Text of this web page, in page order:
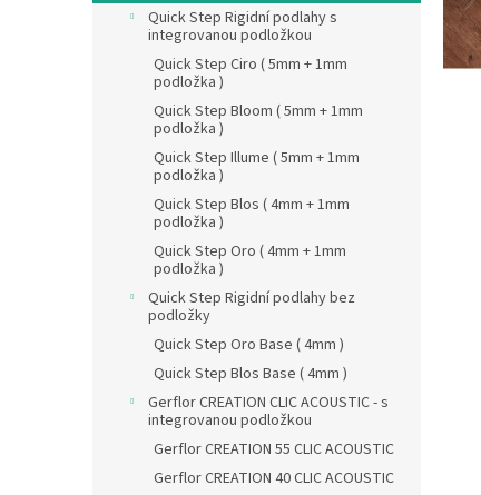
n
Quick Step Rigidní podlahy s
integrovanou podložkou
Quick Step Ciro ( 5mm + 1mm
podložka )
Quick Step Bloom ( 5mm + 1mm
podložka )
Quick Step Illume ( 5mm + 1mm
podložka )
Quick Step Blos ( 4mm + 1mm
podložka )
Quick Step Oro ( 4mm + 1mm
podložka )
Quick Step Rigidní podlahy bez
podložky
Quick Step Oro Base ( 4mm )
Quick Step Blos Base ( 4mm )
Gerflor CREATION CLIC ACOUSTIC - s
integrovanou podložkou
Gerflor CREATION 55 CLIC ACOUSTIC
Gerflor CREATION 40 CLIC ACOUSTIC